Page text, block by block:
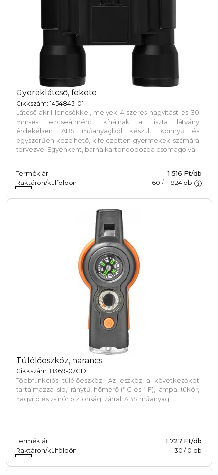
Gyereklátcső, fekete
Cikkszám: 1454843-01
Látcső akril lencsékkel, melyek 4-szeres nagyítást és 30
mm-es lencseátmérőt kínálnak a tiszta látvány
érdekében. ABS műanyagból készült. Könnyű és
egyszerűen kezelhető, kifejezetten gyermekek számára
tervezve. Egyenként, barna kartondobozba csomagolva.
Termék ár
1 516 Ft/db
Raktáron/külföldön
60 /11 824 db
Túlélőeszköz, narancs
Cikkszám: 8369-07CD
Többfunkciós túlélőeszköz. Az eszköz a következőket
tartalmazza: síp, iránytű, hőmérő (° C és ° F), lámpa, tükör,
nagyító és zsinór biztonsági zárral. ABS műanyag.
Termék ár
1 727 Ft/db
Raktáron/külföldön
30 /0 db